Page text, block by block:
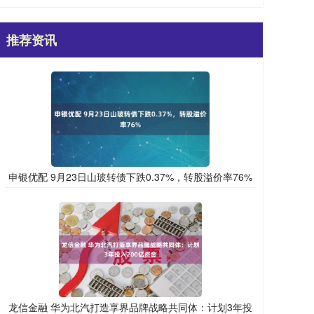
推荐资讯
申银优配 9月23日山玻转债下跌0.37%，转股溢价率76%
龙信金融 华为北汽打造享界品牌战略共同体：计划3年投